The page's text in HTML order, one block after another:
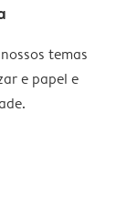
temas
e papel e